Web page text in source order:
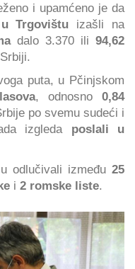
i upamćeno je da
u Trgovištu izašli na
dalo 3.370 ili 94,62
puta, u Pčinjskom
, odnosno 0,84
po svemu sudeći i
izgleda poslali u
odlučivali između 25
i 2 romske liste.